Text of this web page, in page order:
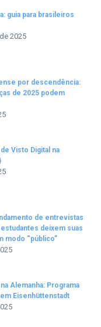
guia para brasileiros
2025
por descendência:
de 2025 podem
Visto Digital na
de entrevistas
deixem suas
modo “público”
Alemanha: Programa
Eisenhüttenstadt